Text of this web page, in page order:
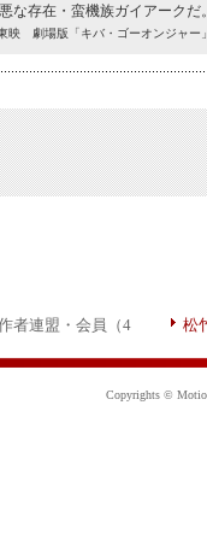
な存在・蛮機族ガイアーク
映 劇場版「キバ・ゴーオンジャー
者連盟・会員（4
松
Copyrights ©